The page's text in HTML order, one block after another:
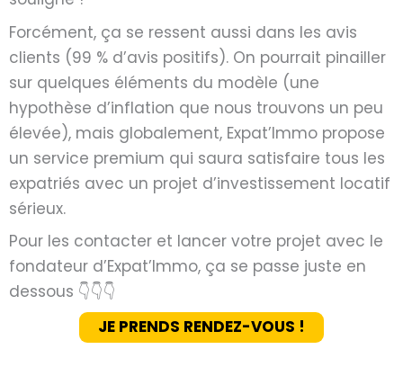
Forcément, ça se ressent aussi dans les avis
clients (99 % d’avis positifs). On pourrait pinailler
sur quelques éléments du modèle (une
hypothèse d’inflation que nous trouvons un peu
élevée), mais globalement, Expat’Immo propose
un service premium qui saura satisfaire tous les
expatriés avec un projet d’investissement locatif
sérieux.
Pour les contacter et lancer votre projet avec le
fondateur d’Expat’Immo, ça se passe juste en
dessous 👇👇👇
JE PRENDS RENDEZ-VOUS !